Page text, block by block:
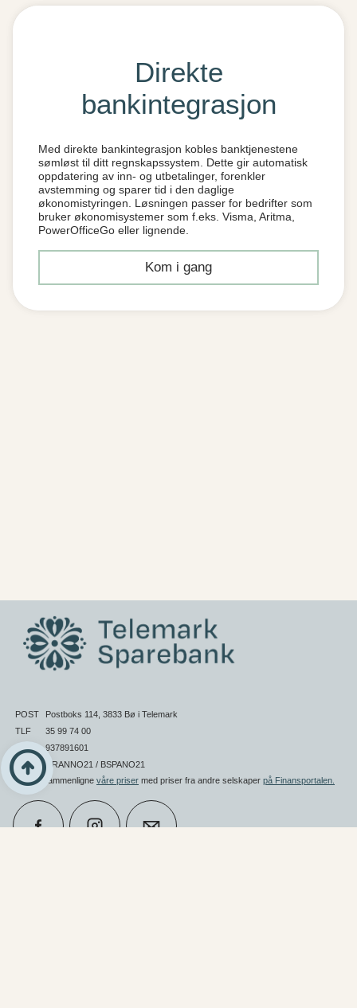
Direkte
bankintegrasjon
Med direkte bankintegrasjon kobles banktjenestene
sømløst til ditt regnskapssystem. Dette gir automatisk
oppdatering av inn- og utbetalinger, forenkler
avstemming og sparer tid i den daglige
økonomistyringen. Løsningen passer for bedrifter som
bruker økonomisystemer som f.eks. Visma, Aritma,
PowerOfficeGo eller lignende.
Kom i gang
POST
Postboks 114, 3833 Bø i Telemark
TLF
35 99 74 00
ORG
937891601
SWIFT DRANNO21 / BSPANO21
Du kan sammenligne våre priser med priser fra andre selskaper på Finansportalen
Til toppen
arrow_circle_up